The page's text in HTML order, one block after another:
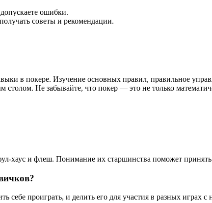
ошибки.
советы и рекомендации.
в покере. Изучение основных правил, правильное
столом. Не забывайте, что покер — это не только
хаус и флеш. Понимание их старшинства поможет
проиграть, и делить его для участия в разных играх